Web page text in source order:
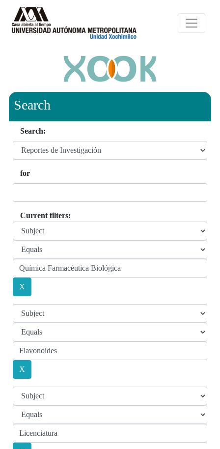
Search
Search:
for
Current filters: